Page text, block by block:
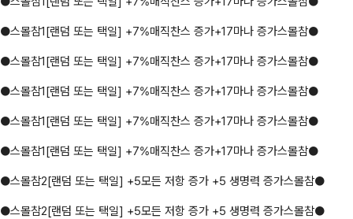
●스몰참1[랜덤 또는 택일] +7%매직찬스 증가+17마나 증가스몰참●
●스몰참1[랜덤 또는 택일] +7%매직찬스 증가+17마나 증가스몰참●
●스몰참1[랜덤 또는 택일] +7%매직찬스 증가+17마나 증가스몰참●
●스몰참1[랜덤 또는 택일] +7%매직찬스 증가+17마나 증가스몰참●
●스몰참1[랜덤 또는 택일] +7%매직찬스 증가+17마나 증가스몰참●
●스몰참2[랜덤 또는 택일] +5모든 저항 증가 +5 생명력 증가스몰참●
●스몰참2[랜덤 또는 택일] +5모든 저항 증가 +5 생명력 증가스몰참●